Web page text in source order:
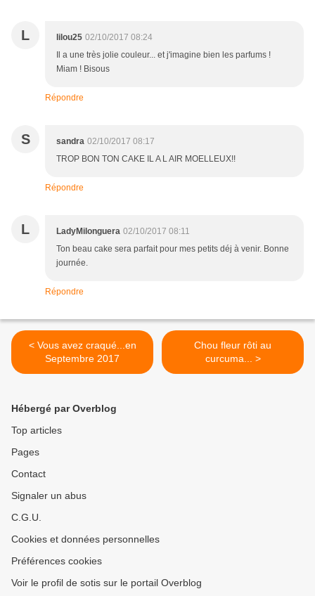
L lilou25 02/10/2017 08:24
Il a une très jolie couleur... et j'imagine bien les parfums !
Miam ! Bisous
Répondre
S sandra 02/10/2017 08:17
TROP BON TON CAKE IL A L AIR MOELLEUX!!
Répondre
L LadyMilonguera 02/10/2017 08:11
Ton beau cake sera parfait pour mes petits déj à venir. Bonne
journée.
Répondre
< Vous avez craqué...en
Septembre 2017
Chou fleur rôti au
curcuma... >
Hébergé par Overblog
Top articles
Pages
Contact
Signaler un abus
C.G.U.
Cookies et données personnelles
Préférences cookies
Voir le profil de sotis sur le portail Overblog